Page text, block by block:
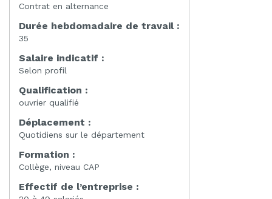
Contrat en alternance
Durée hebdomadaire de travail :
35
Salaire indicatif :
Selon profil
Qualification :
ouvrier qualifié
Déplacement :
Quotidiens sur le département
Formation :
Collège, niveau CAP
Effectif de l’entreprise :